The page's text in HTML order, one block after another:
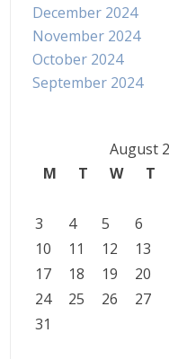
December 2024
November 2024
October 2024
September 2024
August
M
T W T
3
4 5 6
10
11 12 13
17
18 19 20
24
25 26 27
31